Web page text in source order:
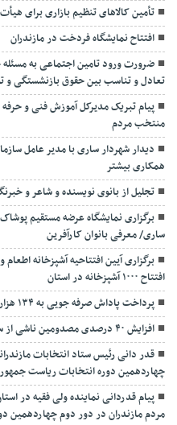
تأمین کالاهای تنظیم بازاری برای
افتتاح نمایشگاه فردخت در مازندران
ضرورت ورود تامین اجتماعی به
تعادل و تناسب بین حقوق بازنشستگی و
پیام تبریک مدیرکل آموزش فنی و
منتخب مردم
دیدار شهردار ساری با مدیر عامل
همکاری بیشتر
تجلیل از بانوی نویسنده و شاعر و
برگزاری نمایشگاه عرضه مستقیم
ساری/ معرفی بانوان کارآفرین
برگزاری آیین افتتاحیه آشپزخانه
افتتاح ۱۰۰۰ آشپزخانه در استان
پرداخت پاداش صرفه جویی به ۱۳۴ هزار مشترک برق در مازندران
افزایش ۴۰ درصدی مصدومین ناشی از سگ گرفتگی در مازندران
قدر دانی رئیس ستاد انتخابات
چهاردهمین دوره انتخابات ریاست
پیام قدردانی نماینده ولی فقیه در
مردم مازندران در دور دوم چهاردهمین